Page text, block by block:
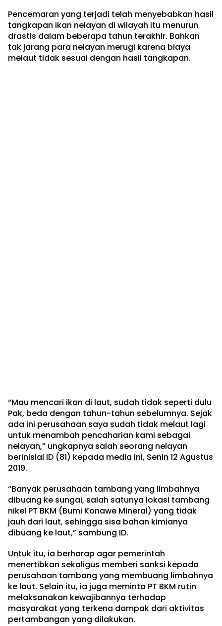
Pencemaran yang terjadi telah menyebabkan hasil
tangkapan ikan nelayan di wilayah itu menurun
drastis dalam beberapa tahun terakhir. Bahkan
tak jarang para nelayan merugi karena biaya
melaut tidak sesuai dengan hasil tangkapan.
“Mau mencari ikan di laut, sudah tidak seperti dulu
Pak, beda dengan tahun-tahun sebelumnya. Sejak
ada ini perusahaan saya sudah tidak melaut lagi
untuk menambah pencaharian kami sebagai
nelayan,” ungkapnya salah seorang nelayan
berinisial ID (81) kepada media ini, Senin 12 Agustus
2019.
“Banyak perusahaan tambang yang limbahnya
dibuang ke sungai, salah satunya lokasi tambang
nikel PT BKM (Bumi Konawe Mineral) yang tidak
jauh dari laut, sehingga sisa bahan kimianya
dibuang ke laut,” sambung ID.
Untuk itu, ia berharap agar pemerintah
menertibkan sekaligus memberi sanksi kepada
perusahaan tambang yang membuang limbahnya
ke laut. Selain itu, ia juga meminta PT BKM rutin
melaksanakan kewajibannya terhadap
masyarakat yang terkena dampak dari aktivitas
pertambangan yang dilakukan.